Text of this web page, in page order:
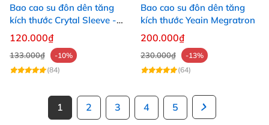
Bao cao su đôn dên tăng
kích thước Crytal Sleeve -
Gai mềm
120.000₫
133.000₫
-10%
(84)
Bao cao su đôn dên tăng
kích thước Yeain Megratron
200.000₫
230.000₫
-13%
(64)
1 2 3 4 5